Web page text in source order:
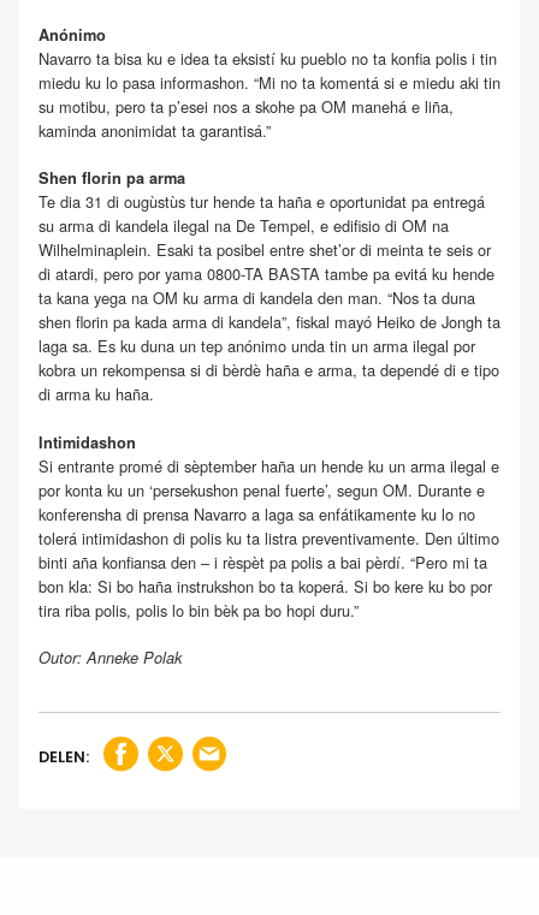
Anónimo
Navarro ta bisa ku e idea ta eksistí ku pueblo no ta konfia polis i tin
miedu ku lo pasa informashon. “Mi no ta komentá si e miedu aki tin
su motibu, pero ta p’esei nos a skohe pa OM manehá e liña,
kaminda anonimidat ta garantisá.”
Shen florin pa arma
Te dia 31 di ougùstùs tur hende ta haña e oportunidat pa entregá
su arma di kandela ilegal na De Tempel, e edifisio di OM na
Wilhelminaplein. Esaki ta posibel entre shet’or di meinta te seis or
di atardi, pero por yama 0800-TA BASTA tambe pa evitá ku hende
ta kana yega na OM ku arma di kandela den man. “Nos ta duna
shen florin pa kada arma di kandela”, fiskal mayó Heiko de Jongh ta
laga sa. Es ku duna un tep anónimo unda tin un arma ilegal por
kobra un rekompensa si di bèrdè haña e arma, ta dependé di e tipo
di arma ku haña.
Intimidashon
Si entrante promé di sèptember haña un hende ku un arma ilegal e
por konta ku un ‘persekushon penal fuerte’, segun OM. Durante e
konferensha di prensa Navarro a laga sa enfátikamente ku lo no
tolerá intimidashon di polis ku ta listra preventivamente. Den último
binti aña konfiansa den – i rèspèt pa polis a bai pèrdí. “Pero mi ta
bon kla: Si bo haña instrukshon bo ta koperá. Si bo kere ku bo por
tira riba polis, polis lo bin bèk pa bo hopi duru.”
Outor: Anneke Polak
DELEN: